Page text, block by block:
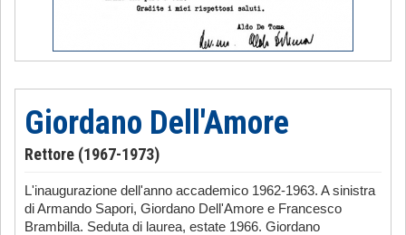
Giordano Dell'Amore
Rettore (1967-1973)
L'inaugurazione dell'anno accademico 1962-1963. A sinistra
di Armando Sapori, Giordano Dell'Amore e Francesco
Brambilla. Seduta di laurea, estate 1966. Giordano